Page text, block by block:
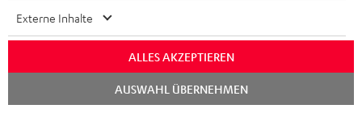
Externe Inhalte
ALLES AKZEPTIEREN
AUSWAHL ÜBERNEHMEN